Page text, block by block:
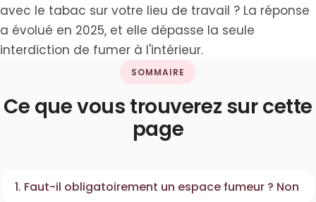
avec le tabac sur votre lieu de travail ? La réponse
a évolué en 2025, et elle dépasse la seule
interdiction de fumer à l'intérieur.
SOMMAIRE
Ce que vous trouverez sur cette
page
1. Faut-il obligatoirement un espace fumeur ? Non